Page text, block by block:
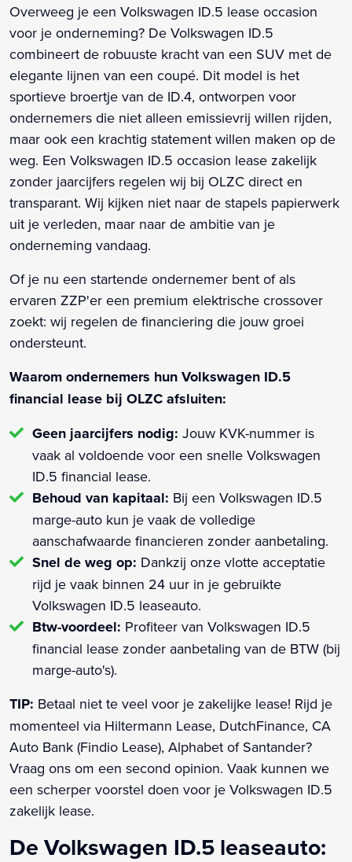
Overweeg je een Volkswagen ID.5 lease occasion
voor je onderneming? De Volkswagen ID.5
combineert de robuuste kracht van een SUV met de
elegante lijnen van een coupé. Dit model is het
sportieve broertje van de ID.4, ontworpen voor
ondernemers die niet alleen emissievrij willen rijden,
maar ook een krachtig statement willen maken op de
weg. Een Volkswagen ID.5 occasion lease zakelijk
zonder jaarcijfers regelen wij bij OLZC direct en
transparant. Wij kijken niet naar de stapels papierwerk
uit je verleden, maar naar de ambitie van je
onderneming vandaag.
Of je nu een startende ondernemer bent of als
ervaren ZZP'er een premium elektrische crossover
zoekt: wij regelen de financiering die jouw groei
ondersteunt.
Waarom ondernemers hun Volkswagen ID.5
financial lease bij OLZC afsluiten:
Geen jaarcijfers nodig: Jouw KVK-nummer is
vaak al voldoende voor een snelle Volkswagen
ID.5 financial lease.
Behoud van kapitaal: Bij een Volkswagen ID.5
marge-auto kun je vaak de volledige
aanschafwaarde financieren zonder aanbetaling.
Snel de weg op: Dankzij onze vlotte acceptatie
rijd je vaak binnen 24 uur in je gebruikte
Volkswagen ID.5 leaseauto.
Btw-voordeel: Profiteer van Volkswagen ID.5
financial lease zonder aanbetaling van de BTW (bij
marge-auto's).
TIP: Betaal niet te veel voor je zakelijke lease! Rijd je
momenteel via Hiltermann Lease, DutchFinance, CA
Auto Bank (Findio Lease), Alphabet of Santander?
Vraag ons om een second opinion. Vaak kunnen we
een scherper voorstel doen voor je Volkswagen ID.5
zakelijk lease.
De Volkswagen ID.5 leaseauto: